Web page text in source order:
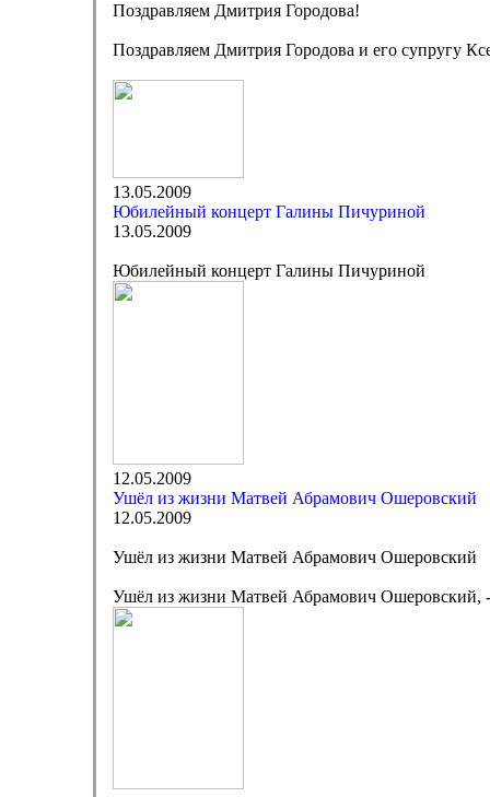
Поздравляем Дмитрия Городова!
Поздравляем Дмитрия Городова и его супругу
13.05.2009
Юбилейный концерт Галины Пичуриной
13.05.2009
Юбилейный концерт Галины Пичуриной
12.05.2009
Ушёл из жизни Матвей Абрамович Ошеровский
12.05.2009
Ушёл из жизни Матвей Абрамович Ошеровский
Ушёл из жизни Матвей Абрамович Ошеровский, -